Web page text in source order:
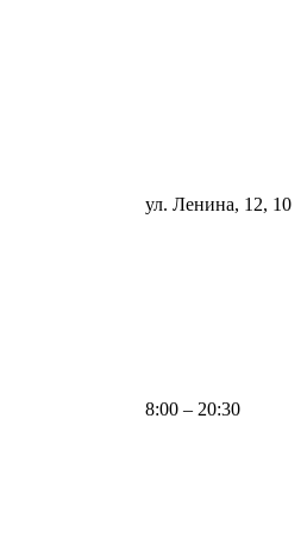
ул. Ленина, 12, 10
8:00 – 20:30